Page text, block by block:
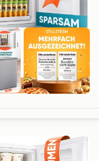
Korting